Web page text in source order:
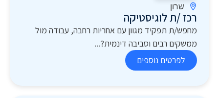
שרון
רכז /ת לוגיסטיקה
מחפש/ת תפקיד מגוון עם אחריות רחבה, עבודה מול
ממשקים רבים וסביבה דינמית?...
לפרטים נוספים